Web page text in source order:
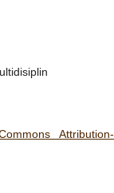
Attribution-